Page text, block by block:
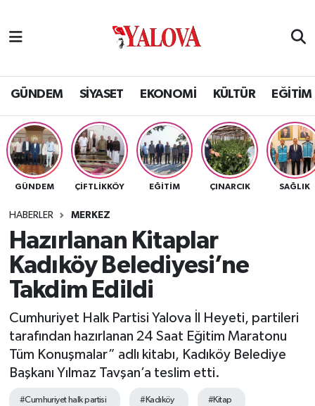
GÜNDEM SİYASET EKONOMİ KÜLTÜR EĞİTİM
GÜNDEM ÇİFTLİKKÖY EĞİTİM ÇINARCIK SAĞLIK
HABERLER MERKEZ
Hazırlanan Kitaplar
Kadıköy Belediyesi’ne
Takdim Edildi
Cumhuriyet Halk Partisi Yalova İl Heyeti, partileri
tarafından hazırlanan 24 Saat Eğitim Maratonu
Tüm Konuşmalar” adlı kitabı, Kadıköy Belediye
Başkanı Yılmaz Tavşan’a teslim etti.
#Cumhuriyet halk partisi #Kadıköy #Kitap
SİYASET
EKONOMİ
KÜLTÜR
BİLİM VE TEKNOLOJİ
ASAYİŞ
SPOR
ULUSAL
Yalova Nöbetçi Eczaneler
Yalova Hava Durumu
Yalova Namaz Vakitleri
Yalova Trafik Yoğunluk Haritası
Tüm Manşetler
Son Dakika Haberleri